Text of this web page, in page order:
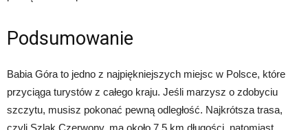
Podsumowanie
Babia Góra to jedno z najpiękniejszych miejsc w Polsce, które
przyciąga turystów z całego kraju. Jeśli marzysz o zdobyciu
szczytu, musisz pokonać pewną odległość. Najkrótsza trasa,
czyli Szlak Czerwony, ma około 7,5 km długości, natomiast